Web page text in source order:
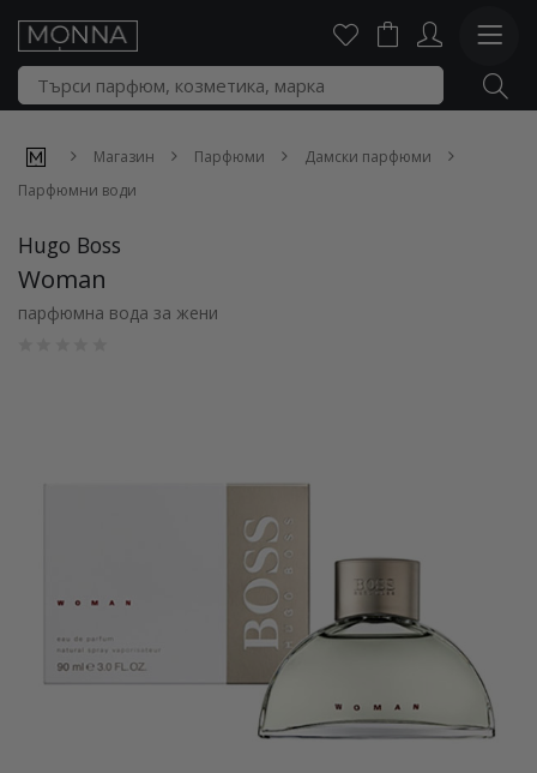
Магазин Парфюми
Дамски парфюми
Парфюмни води
Hugo Boss
Woman
парфюмна вода за жени